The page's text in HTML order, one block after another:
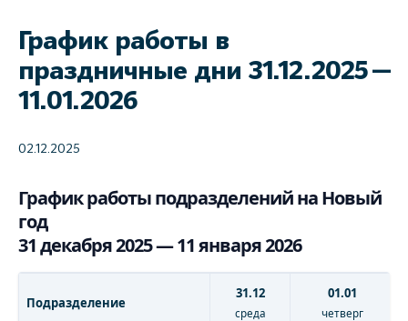
График работы в
праздничные дни 31.12.2025 —
11.01.2026
02.12.2025
График работы подразделений на Новый
год
31 декабря 2025 — 11 января 2026
Подразделение
31.12
среда
01.01
четверг